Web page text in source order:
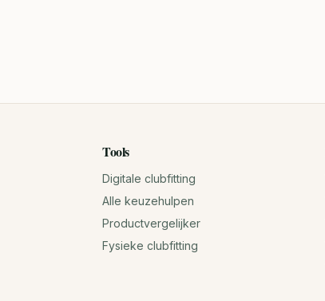
Tools
Digitale clubfitting
Alle keuzehulpen
Productvergelijker
Fysieke clubfitting